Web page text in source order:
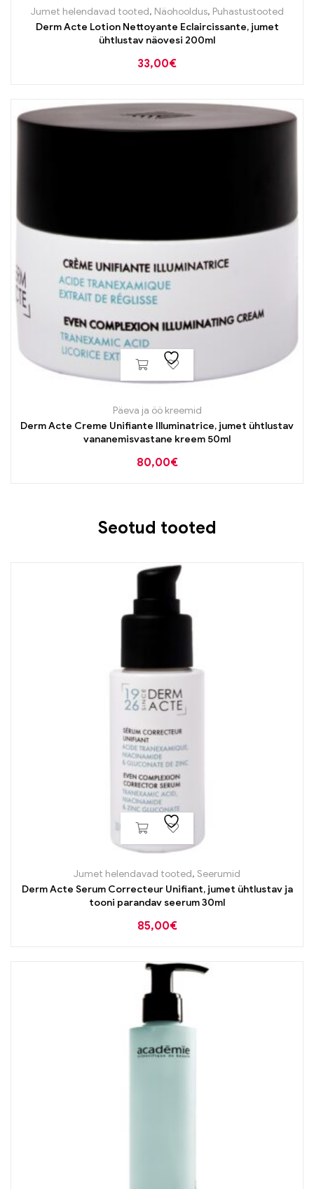
Jumet helendavad tooted, Näohooldus, Puhastustooted
Derm Acte Lotion Nettoyante Eclaircissante, jumet
ühtlustav näovesi 200ml
33,00€
Päeva ja öö kreemid
Derm Acte Creme Unifiante Illuminatrice, jumet ühtlustav
vananemisvastane kreem 50ml
80,00€
Seotud tooted
Jumet helendavad tooted, Seerumid
Derm Acte Serum Correcteur Unifiant, jumet ühtlustav ja
tooni parandav seerum 30ml
85,00€